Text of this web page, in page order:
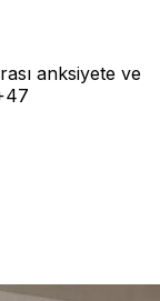
anksiyete ve